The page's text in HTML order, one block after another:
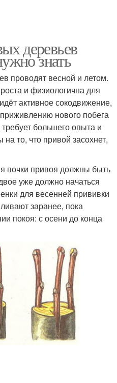
деревьев
знать
проводят весной и летом.
и физиологична для
активное сокодвижение,
нового побега
большего опыта и
то, что привой засохнет,
почки привоя должны быть
уже должно начаться
для весенней прививки
заранее, пока
покоя: с осени до конца